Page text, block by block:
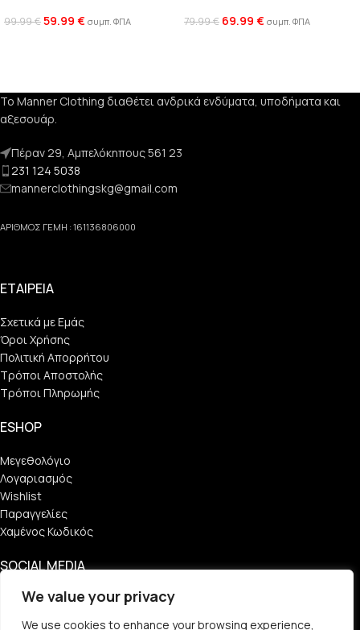
We value your privacy
We use cookies to enhance your browsing experience,
99.99€59.99 € συμπ. ΦΠΑ 79.99€ 69.99 € συμπ. ΦΠΑ
Το Manner Clothing διαθέτει ανδρικά ενδύματα, υποδήματα και
αξεσουάρ.
Πέραν 29, Αμπελόκηπους 561 23
231 124 5038
mannerclothingskg@gmail.com
ΑΡΙΘΜΟΣ ΓΕΜΗ : 161136806000
ΕΤΑΙΡΕΙΑ
Σχετικά με Εμάς
Όροι Χρήσης
Πολιτική Απορρήτου
Τρόποι Αποστολής
Τρόποι Πληρωμής
ESHOP
Μεγεθολόγιο
Λογαριασμός
Wishlist
Παραγγελίες
Χαμένος Κωδικός
SOCIAL MEDIA
Find Us